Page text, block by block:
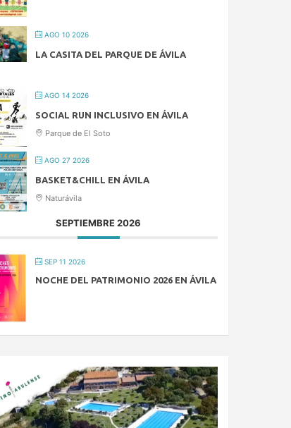
AGO 10 2026
LA CASITA DEL PARQUE DE ÁVILA
AGO 14 2026
SOCIAL RUN INCLUSIVO EN ÁVILA
Parque de El Soto
AGO 27 2026
BASKET&CHILL EN ÁVILA
Naturávila
SEPTIEMBRE 2026
SEP 11 2026
NOCHE DEL PATRIMONIO 2026 EN ÁVILA